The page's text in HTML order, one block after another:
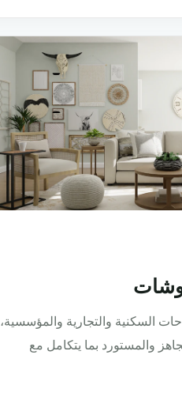
والتجارية والمؤسسية،
بما يتكامل مع